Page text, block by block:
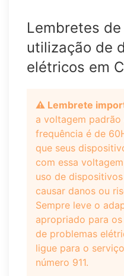
Lembretes
utilização de
elétricos em
⚠️ Lembrete
a voltagem padrão
frequência é de
que seus
com essa
uso de
causar danos ou
Sempre leve o
apropriado para
de problemas
ligue para o
número 911.